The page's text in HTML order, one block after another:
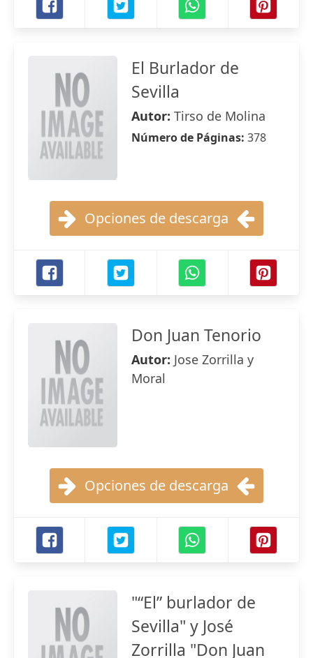
El Burlador de
Sevilla
Autor: Tirso de Molina
Número de Páginas: 378
Opciones de descarga
Don Juan Tenorio
Autor: Jose Zorrilla y
Moral
Opciones de descarga
"“El” burlador de
Sevilla" y José
Zorrilla "Don Juan